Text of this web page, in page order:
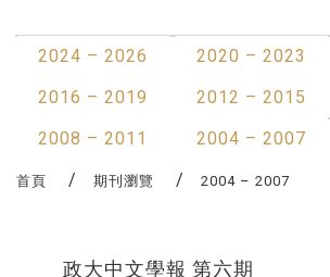
2024 – 2026
2020 – 2023
2016 – 2019
2012 – 2015
2008 – 2011
2004 – 2007
首頁 期刊瀏覽 2004 – 2007
政大中文學報 第六期